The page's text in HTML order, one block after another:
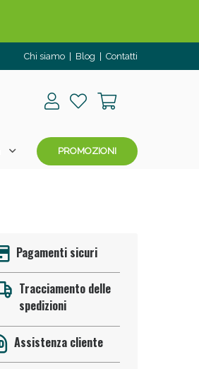
Chi siamo Blog Contatti
PROMOZIONI
Pagamenti sicuri
Tracciamento delle
spedizioni
Assistenza cliente